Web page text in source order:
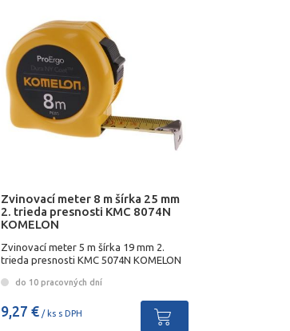
Zvinovací meter 8 m šírka 25 mm
2. trieda presnosti KMC 8074N
KOMELON
Zvinovací meter 5 m šírka 19 mm 2.
trieda presnosti KMC 5074N KOMELON
do 10 pracovných dní
9,27 €/ ks s DPH